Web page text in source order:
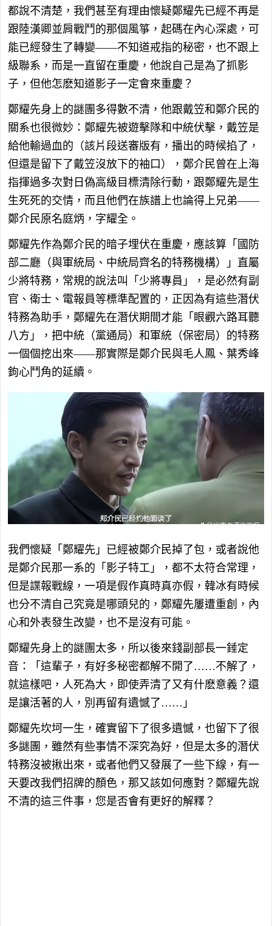
都說不清楚，我們甚至有理由懷疑鄭耀先已經不再是
跟陸漢卿並肩戰鬥的那個風箏，起碼在內心深處，可
能已經發生了轉變——不知道戒指的秘密，也不跟上
級聯系，而是一直留在重慶，他說自己是為了抓影
子，但他怎麽知道影子一定會來重慶？
鄭耀先身上的謎團多得數不清，他跟戴笠和鄭介民的
關系也很微妙：鄭耀先被遊擊隊和中統伏擊，戴笠是
給他輸過血的（該片段送審版有，播出的時候掐了，
但還是留下了戴笠沒放下的袖口），鄭介民曾在上海
指揮過多次對日偽高級目標清除行動，跟鄭耀先是生
生死死的交情，而且他們在族譜上也論得上兄弟——
鄭介民原名庭炳，字耀全。
鄭耀先作為鄭介民的暗子埋伏在重慶，應該算「國防
部二廳（與軍統局、中統局齊名的特務機構）」直屬
少將特務，常規的說法叫「少將專員」，是必然有副
官、衛士、電報員等標準配置的，正因為有這些潛伏
特務為助手，鄭耀先在潛伏期間才能「眼觀六路耳聽
八方」，把中統（黨通局）和軍統（保密局）的特務
一個個挖出來——那實際是鄭介民與毛人鳳、葉秀峰
鉤心鬥角的延續。
我們懷疑「鄭耀先」已經被鄭介民掉了包，或者說他
是鄭介民那一系的「影子特工」，都不太符合常理，
但是諜報戰線，一項是假作真時真亦假，韓冰有時候
也分不清自己究竟是哪頭兒的，鄭耀先屢遭重創，內
心和外表發生改變，也不是沒有可能。
鄭耀先身上的謎團太多，所以後來錢副部長一錘定
音：「這輩子，有好多秘密都解不開了……不解了，
就這樣吧，人死為大，即使弄清了又有什麽意義？還
是讓活著的人，別再留有遺憾了……」
鄭耀先坎坷一生，確實留下了很多遺憾，也留下了很
多謎團，雖然有些事情不深究為好，但是太多的潛伏
特務沒被揪出來，或者他們又發展了一些下線，有一
天要改我們招牌的顏色，那又該如何應對？鄭耀先說
不清的這三件事，您是否會有更好的解釋？